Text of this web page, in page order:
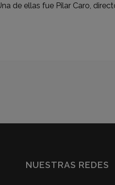
de ellas fue Pilar Caro,
NUESTRAS REDES